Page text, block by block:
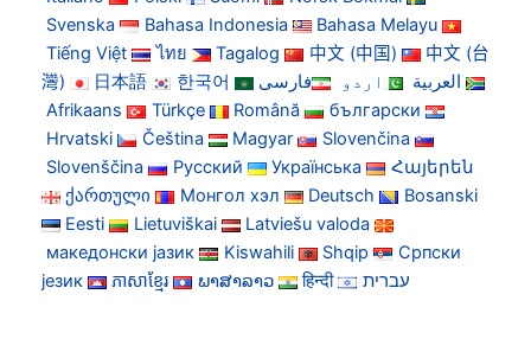
Svenska
Bahasa Indonesia
Bahasa Melayu
Tiếng Việt
ไทย Tagalog 中文 (中国)
中文 (台
灣)
日本語 한국어 العربية اردو
فارسی
Afrikaans
Türkçe Română
български
Hrvatski
Čeština Magyar
Slovenčina
Slovenščina
Русский Українська
Հայերեն
ქართული
Монгол хэл Deutsch
Bosanski
Eesti
Lietuviškai
Latviešu valoda
македонски јазик
Kiswahili Shqip
Српски
језик
ភាសាខ្មែរ ພາສາລາວ हिन्दी עברית